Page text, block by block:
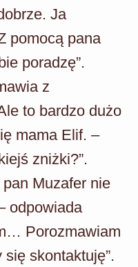
Ja
pomocą pana
poradzę”.
z
to bardzo dużo
mama Elif. –
zniżki?”.
Muzafer nie
odpowiada
Porozmawiam
skontaktuję”.